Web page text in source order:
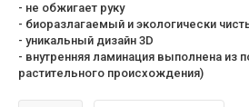
- не обжигает руку
- биоразлагаемый и экологически
- уникальный дизайн 3D
- внутренняя ламинация выполнена из
растительного происхождения)